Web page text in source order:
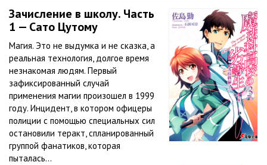
Зачисление в школу. Часть
1 — Сато Цутому
Магия. Это не выдумка и не сказка, а
реальная технология, долгое время
незнакомая людям. Первый
зафиксированный случай
применения магии произошел в 1999
году. Инцидент, в котором офицеры
полиции с помощью специальных сил
остановили теракт, спланированный
группой фанатиков, которая
пыталась...